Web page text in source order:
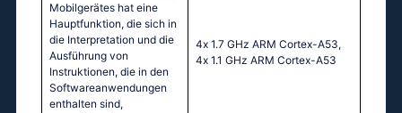
Mobilgerätes hat eine
Hauptfunktion, die sich in
die Interpretation und die
Ausführung von
Instruktionen, die in den
Softwareanwendungen
enthalten sind,
4х 1.7 GНz АRМ Соrtех-А53,
4х 1.1 GНz АRМ Соrtех-А53